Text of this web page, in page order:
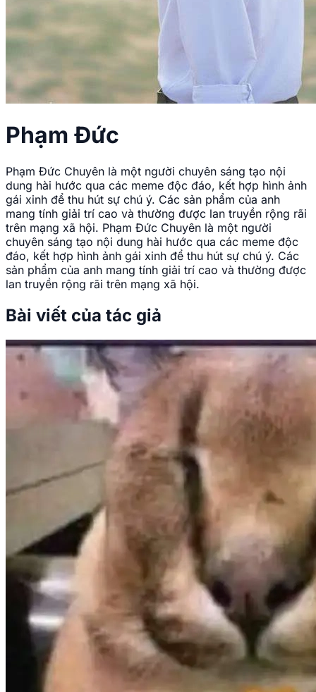
Phạm Đức
Phạm Đức Chuyên là một người chuyên sáng tạo nội
dung hài hước qua các meme độc đáo, kết hợp hình ảnh
gái xinh để thu hút sự chú ý. Các sản phẩm của anh
mang tính giải trí cao và thường được lan truyền rộng rãi
trên mạng xã hội. Phạm Đức Chuyên là một người
chuyên sáng tạo nội dung hài hước qua các meme độc
đáo, kết hợp hình ảnh gái xinh để thu hút sự chú ý. Các
sản phẩm của anh mang tính giải trí cao và thường được
lan truyền rộng rãi trên mạng xã hội.
Bài viết của tác giả